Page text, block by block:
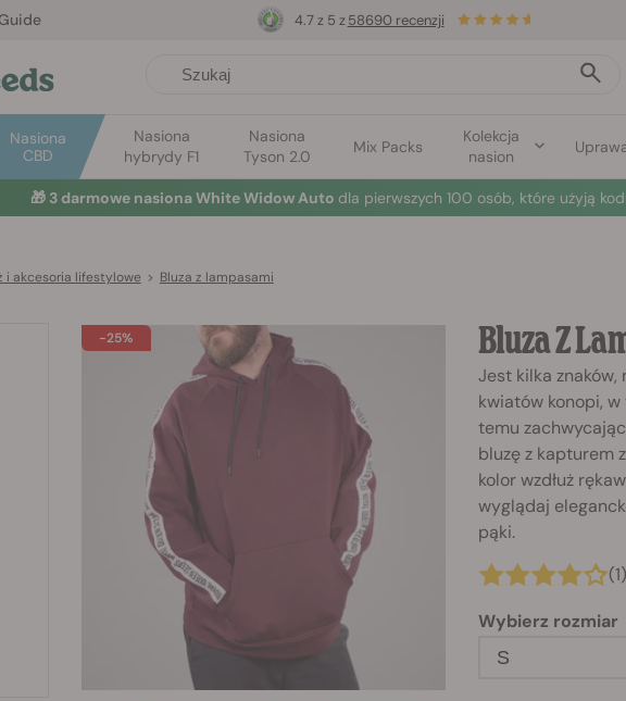
Nasiona
CBD
Nasiona
hybrydy F1
Nasiona
Tyson 2.0
Mix Packs
Kolekcja
nasion
4.7 z 5 z 58690 recenzji
🎁 3 darmowe nasiona White Widow Auto dla pierwszych 100 osób, które użyją
i akcesoria lifestylowe > Bluza z lampasami
-25% Bluza Z
Jest kilka
kwiatów konopi,
temu
bluzę z kapturem
kolor wzdłuż
wyglądaj
pąki.
Wybierz rozmiar
S